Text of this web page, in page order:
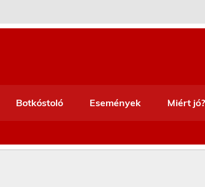
Botkóstoló Események Miért jó?